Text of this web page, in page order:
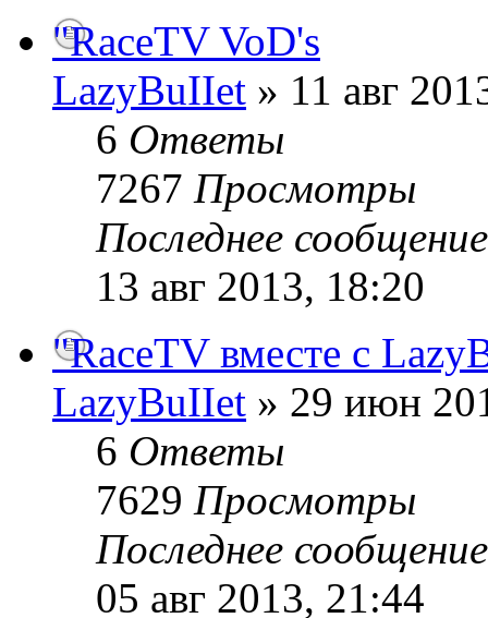
"RaceTV VoD's
LazyBuIIet » 11 авг
6 Ответы
7267 Просмотры
Последнее
13 авг 2013, 18:20
"RaceTV вместе с
LazyBuIIet » 29 июн
6 Ответы
7629 Просмотры
Последнее
05 авг 2013, 21:44